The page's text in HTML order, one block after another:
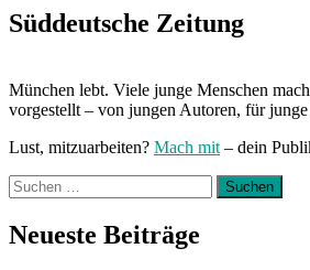
Süddeutsche Zeitung
München lebt. Viele junge Menschen
vorgestellt – von jungen Autoren, für
Lust, mitzuarbeiten? Mach mit – dein
Suchen
nach:
Neueste Beiträge